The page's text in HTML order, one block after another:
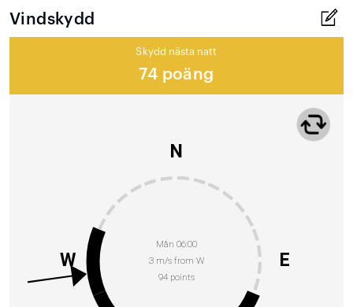
Vindskydd
Skydd nästa natt
74 poäng
Mån 06:00
3 m/s from W
94 points
N
E
W